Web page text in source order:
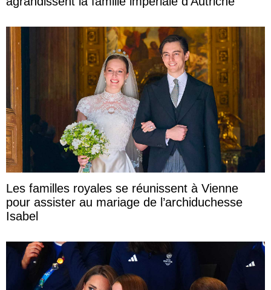
Les familles royales se réunissent à Vienne
pour assister au mariage de l’archiduchesse
Isabel